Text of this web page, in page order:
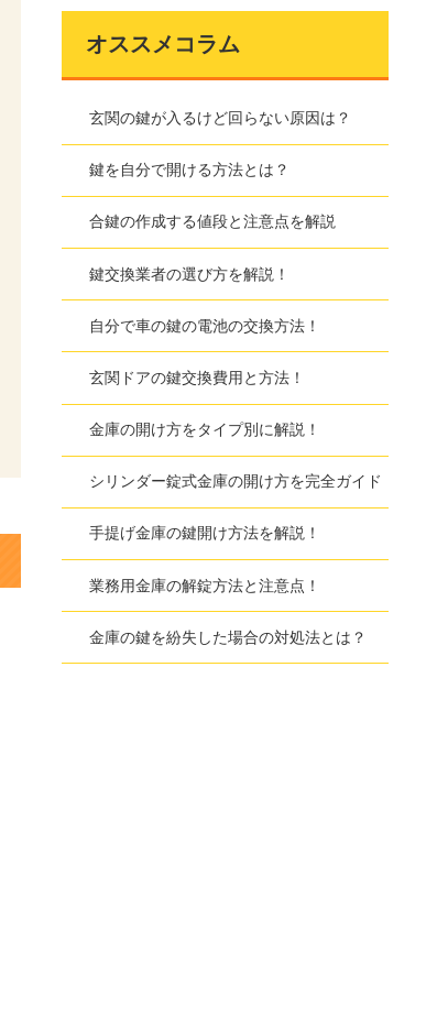
オススメコラム
玄関の鍵が入るけど回らない原因は？
鍵を自分で開ける方法とは？
合鍵の作成する値段と注意点を解説
鍵交換業者の選び方を解説！
自分で車の鍵の電池の交換方法！
玄関ドアの鍵交換費用と方法！
金庫の開け方をタイプ別に解説！
シリンダー錠式金庫の開け方を完全ガイド
手提げ金庫の鍵開け方法を解説！
業務用金庫の解錠方法と注意点！
金庫の鍵を紛失した場合の対処法とは？